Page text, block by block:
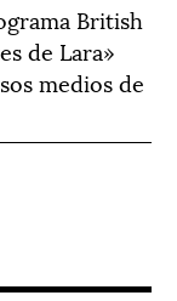
British
de Lara»
medios de